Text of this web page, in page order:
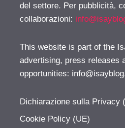
del settore. Per pubblicità,
collaborazioni:
This website is part of the
advertising, press releases
opportunities:
Dichiarazione sulla Privacy
Cookie Policy (UE)